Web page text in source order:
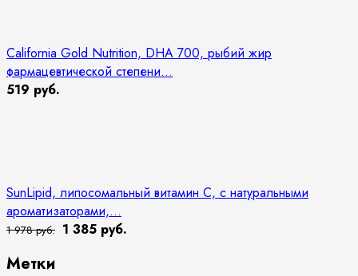
California Gold Nutrition, DHA 700, рыбий жир
фармацевтической степени...
519 руб.
SunLipid, липосомальный витамин C, с натуральными
ароматизаторами,...
1 978 руб. 1 385 руб.
Метки